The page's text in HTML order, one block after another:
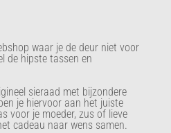
waar je de deur niet voor
de hipste tassen en
sieraad met bijzondere
ben je hiervoor aan het juiste
voor je moeder, zus of lieve
cadeau naar wens samen.